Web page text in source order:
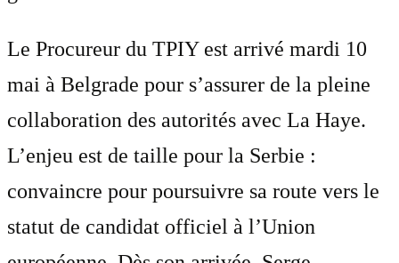
Le Procureur du TPIY est arrivé mardi 10
mai à Belgrade pour s’assurer de la pleine
collaboration des autorités avec La Haye.
L’enjeu est de taille pour la Serbie :
convaincre pour poursuivre sa route vers le
statut de candidat officiel à l’Union